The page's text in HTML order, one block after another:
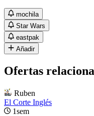
mochila
Star Wars
eastpak
Añadir
Ofertas
Ruben
El Corte Inglés
1sem